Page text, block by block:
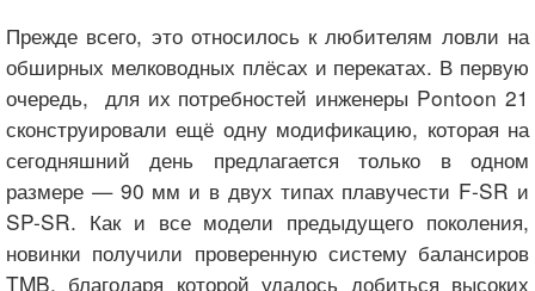
Прежде всего, это относилось к любителям ловли на
обширных мелководных плёсах и перекатах. В первую
очередь, для их потребностей инженеры Pontoon 21
сконструировали ещё одну модификацию, которая на
сегодняшний день предлагается только в одном
размере — 90 мм и в двух типах плавучести F-SR и
SP-SR. Как и все модели предыдущего поколения,
новинки получили проверенную систему балансиров
TMB, благодаря которой удалось добиться высоких